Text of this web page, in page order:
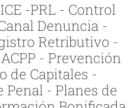
-PRL - Control
Denuncia -
Retributivo -
- Prevención
de Capitales -
Penal - Planes de